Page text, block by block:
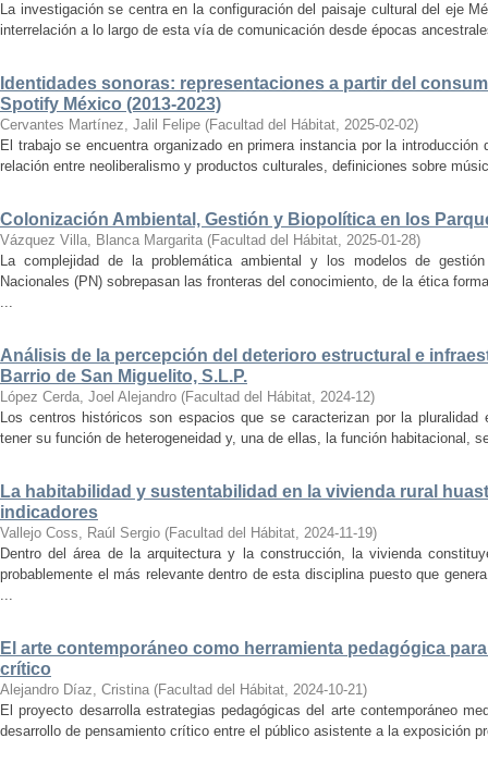
La investigación se centra en la configuración del paisaje cultural del eje
interrelación a lo largo de esta vía de comunicación desde épocas
Identidades sonoras: representaciones a partir del
Spotify México (2013-2023)
Cervantes Martínez, Jalil Felipe (Facultad del Hábitat, 2025-02-02)
El trabajo se encuentra organizado en primera instancia por la
relación entre neoliberalismo y productos culturales, definiciones sobre
Colonización Ambiental, Gestión y Biopolítica en los
Vázquez Villa, Blanca Margarita (Facultad del Hábitat, 2025-01-28)
La complejidad de la problemática ambiental y los modelos de
Nacionales (PN) sobrepasan las fronteras del conocimiento, de la ética
...
Análisis de la percepción del deterioro estructural e
Barrio de San Miguelito, S.L.P.
López Cerda, Joel Alejandro (Facultad del Hábitat, 2024-12)
Los centros históricos son espacios que se caracterizan por la
tener su función de heterogeneidad y, una de ellas, la función habitacional,
La habitabilidad y sustentabilidad en la vivienda rural
indicadores
Vallejo Coss, Raúl Sergio (Facultad del Hábitat, 2024-11-19)
Dentro del área de la arquitectura y la construcción, la vivienda
probablemente el más relevante dentro de esta disciplina puesto que
...
El arte contemporáneo como herramienta pedagógica
crítico
Alejandro Díaz, Cristina (Facultad del Hábitat, 2024-10-21)
El proyecto desarrolla estrategias pedagógicas del arte contemporáneo
desarrollo de pensamiento crítico entre el público asistente a la exposición